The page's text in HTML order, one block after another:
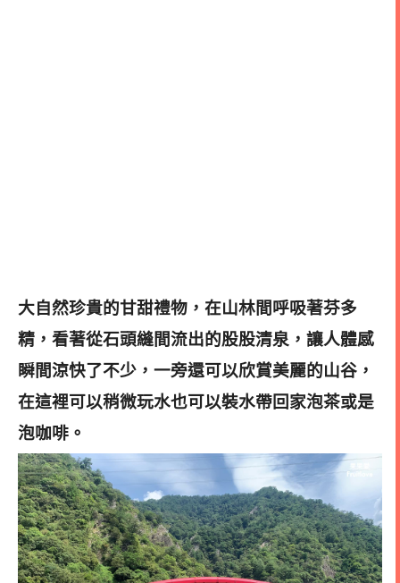
大自然珍貴的甘甜禮物， 在山林間呼吸著芬多
精， 看著從石頭縫間流出的股股清泉， 讓人體感
瞬間涼快了不少， 一旁還可以欣賞美麗的山谷，
在這裡可以稍微玩水也可以裝水帶回家泡茶或是
泡咖啡。